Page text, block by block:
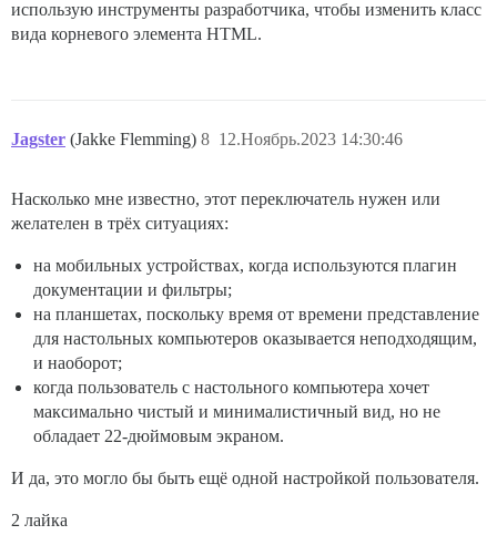
использую инструменты разработчика, чтобы изменить класс
вида корневого элемента HTML.
Jagster (Jakke Flemming) 12.Ноябрь.2023 14:30:46
8
Насколько мне известно, этот переключатель нужен или
желателен в трёх ситуациях:
на мобильных устройствах, когда используются плагин
документации и фильтры;
на планшетах, поскольку время от времени представление
для настольных компьютеров оказывается неподходящим,
и наоборот;
когда пользователь с настольного компьютера хочет
максимально чистый и минималистичный вид, но не
обладает 22-дюймовым экраном.
И да, это могло бы быть ещё одной настройкой пользователя.
2 лайка